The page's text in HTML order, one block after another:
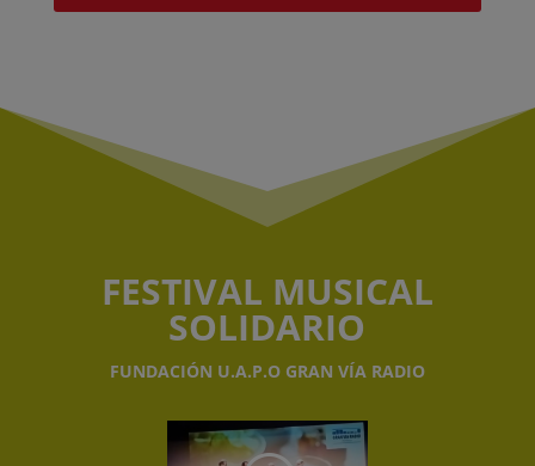
FESTIVAL MUSICAL
SOLIDARIO
FUNDACIÓN U.A.P.O GRAN VÍA RADIO